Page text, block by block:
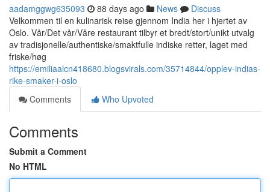
aadamggwg635093 88 days ago News
Discuss
Velkommen til en kulinarisk reise gjennom India her i hjertet av
Oslo. Vår/Det vår/Våre restaurant tilbyr et bredt/stort/unikt utvalg
av tradisjonelle/authentiske/smaktfulle indiske retter, laget med
friske/høg
https://emiliaalcn418680.blogsvirals.com/35714844/opplev-indias-
rike-smaker-i-oslo
Comments
Who Upvoted
Comments
Submit a Comment
No HTML